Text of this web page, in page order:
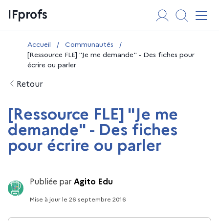
au
contenu
IFprofs
Vous êtes ici :
Accueil / Communautés
/
[Ressource FLE] "Je me demande" - Des fiches pour
écrire ou parler
Retour
[Ressource FLE] "Je me
demande" - Des fiches
pour écrire ou parler
Publiée parAgito Edu
Mise à jourle 26 septembre 2016